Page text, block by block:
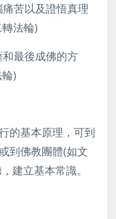
苦以及證悟真理
法輪)
最後成佛的方
)
的基本原理，可到
到佛教團體(如文
建立基本常識。